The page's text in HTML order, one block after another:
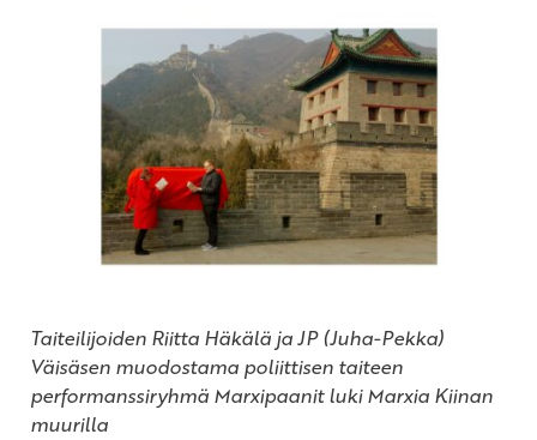
Taiteilijoiden Riitta Häkälä ja JP (Juha-Pekka)
Väisäsen muodostama poliittisen taiteen
performanssiryhmä Marxipaanit luki Marxia Kiinan
muurilla